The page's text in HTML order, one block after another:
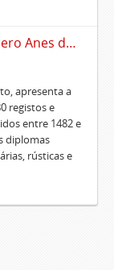
Tombo de Escrituras de Pero Anes do Canto
apresenta a
registos e
entre 1482 e
diplomas
rústicas e